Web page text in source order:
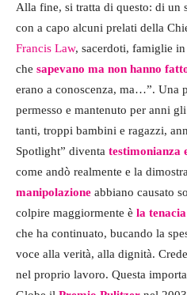
Alla fine, si tratta di questo: di un
con a capo alcuni prelati della
Francis Law, sacerdoti, famiglie
che sapevano ma non hanno
erano a conoscenza, ma…”. Una
permesso e mantenuto per anni
tanti, troppi bambini e ragazzi,
Spotlight” diventa testimonianza
come andò realmente e la
manipolazione abbiano causato
colpire maggiormente è la tenacia
che ha continuato, bucando la
voce alla verità, alla dignità.
nel proprio lavoro. Questa